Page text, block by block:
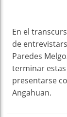
En el
de
Paredes
terminar
presentarse
Angahuan.